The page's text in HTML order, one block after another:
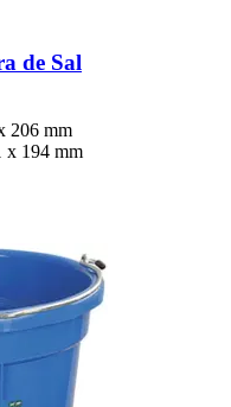
de Sal
206 mm
x 194 mm